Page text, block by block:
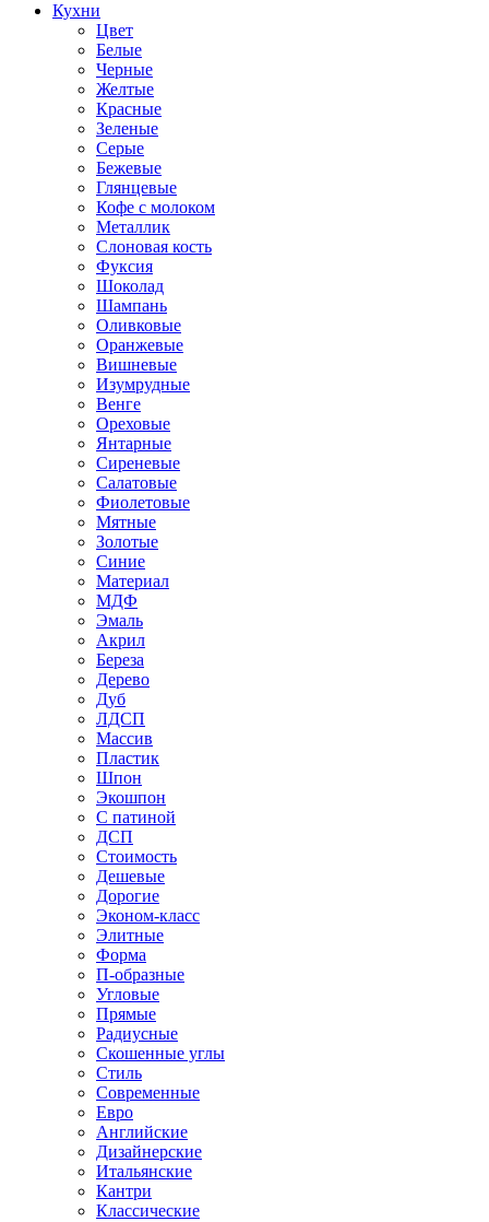
Кухни
Цвет
Белые
Черные
Желтые
Красные
Зеленые
Серые
Бежевые
Глянцевые
Кофе с молоком
Металлик
Слоновая кость
Фуксия
Шоколад
Шампань
Оливковые
Оранжевые
Вишневые
Изумрудные
Венге
Ореховые
Янтарные
Сиреневые
Салатовые
Фиолетовые
Мятные
Золотые
Синие
Материал
МДФ
Эмаль
Акрил
Береза
Дерево
Дуб
ЛДСП
Массив
Пластик
Шпон
Экошпон
С патиной
ДСП
Стоимость
Дешевые
Дорогие
Эконом-класс
Элитные
Форма
П-образные
Угловые
Прямые
Радиусные
Скошенные углы
Стиль
Современные
Евро
Английские
Дизайнерские
Итальянские
Кантри
Классические